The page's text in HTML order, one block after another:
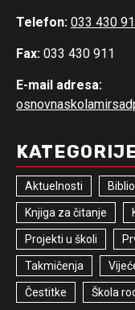
Telefon: 033 430
Fax: 033 430 911
E-mail adresa:
Aktuelnosti
Knjiga za čitanje
Projekti u školi
Takmičenja
Čestitke Škola